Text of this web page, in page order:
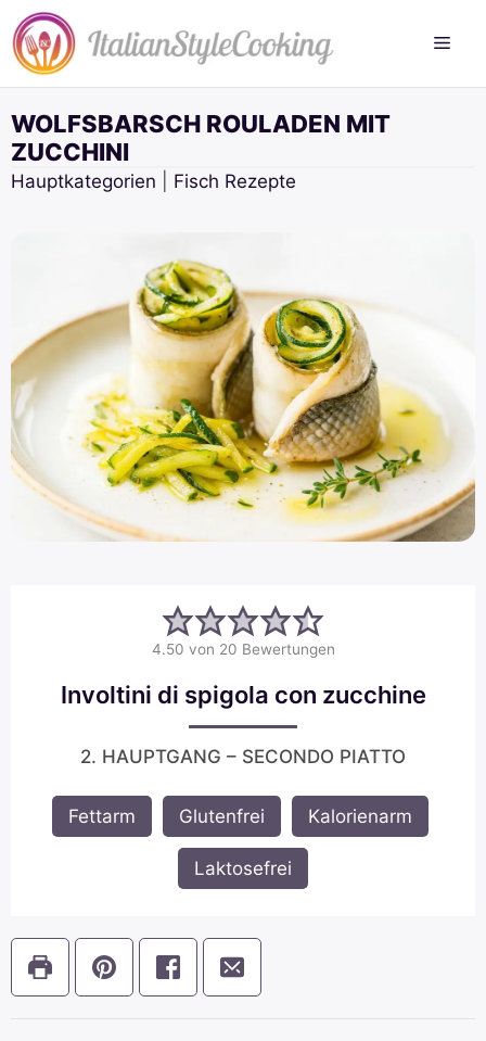
Zum
Inhalt
springen
WOLFSBARSCH ROULADEN MIT
ZUCCHINI
Hauptkategorien Fisch Rezepte
4.50 von 20 Bewertungen
Involtini di spigola con zucchine
2. HAUPTGANG – SECONDO PIATTO
Fettarm Glutenfrei Kalorienarm
Laktosefrei